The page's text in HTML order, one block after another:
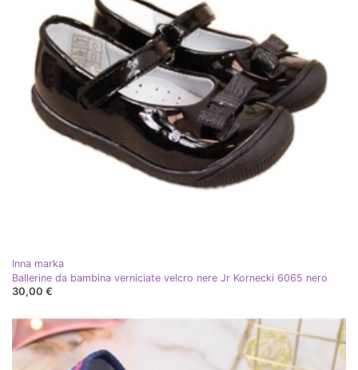
Inna marka
Ballerine da bambina verniciate velcro nere Jr Kornecki 6065 nero
30,00 €